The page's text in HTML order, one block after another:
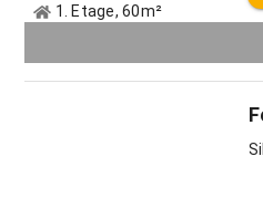
1. Etage, 60m²